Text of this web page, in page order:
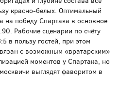
красно-белых. Оптимальный
на победу Спартака в основное
Рабочие сценарии по счёту
в пользу гостей, при этом
с возможным «вратарским»
моментов у Спартака, но
выглядят фаворитом в